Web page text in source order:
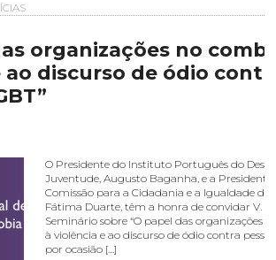
organizações no
ao discurso de ódio
O Presidente do Instituto Português do
Juventude, Augusto Baganha, e a Presidente
Comissão para a Cidadania e a Igualdade de
Fátima Duarte, têm a honra de convidar V.
Seminário sobre “O papel das organizações
à violência e ao discurso de ódio contra
por ocasião […]